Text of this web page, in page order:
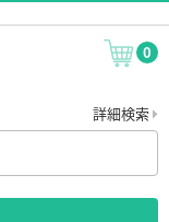
0
詳細検索